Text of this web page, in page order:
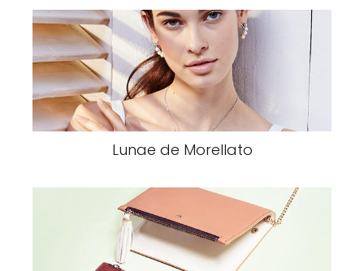
Lunae de Morellato